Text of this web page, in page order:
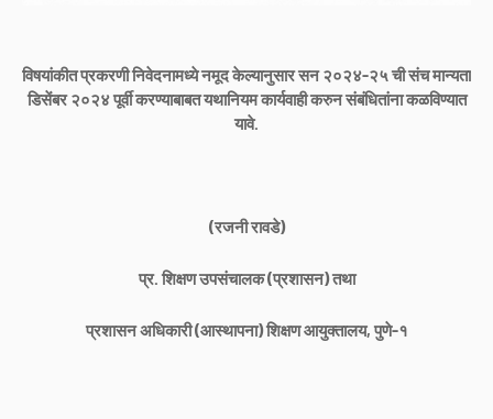
विषयांकीत प्रकरणी निवेदनामध्ये नमूद केल्यानुसार सन २०२४-२५ ची संच मान्यता
डिसेंबर २०२४ पूर्वी करण्याबाबत यथानियम कार्यवाही करुन संबंधितांना कळविण्यात
यावे.
(रजनी रावडे)
प्र. शिक्षण उपसंचालक (प्रशासन) तथा
प्रशासन अधिकारी (आस्थापना) शिक्षण आयुक्तालय, पुणे-१